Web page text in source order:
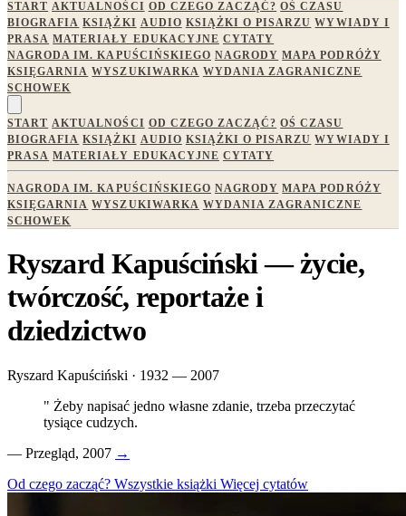
START AKTUALNOŚCI OD CZEGO ZACZĄĆ? OŚ CZASU
BIOGRAFIA KSIĄŻKI AUDIO KSIĄŻKI O PISARZU WYWIADY I
PRASA MATERIAŁY EDUKACYJNE CYTATY
NAGRODA IM. KAPUŚCIŃSKIEGO NAGRODY MAPA PODRÓŻY
KSIĘGARNIA WYSZUKIWARKA WYDANIA ZAGRANICZNE
SCHOWEK
START AKTUALNOŚCI OD CZEGO ZACZĄĆ? OŚ CZASU
BIOGRAFIA KSIĄŻKI AUDIO KSIĄŻKI O PISARZU WYWIADY I
PRASA MATERIAŁY EDUKACYJNE CYTATY
NAGRODA IM. KAPUŚCIŃSKIEGO NAGRODY MAPA PODRÓŻY
KSIĘGARNIA WYSZUKIWARKA WYDANIA ZAGRANICZNE
SCHOWEK
Ryszard Kapuściński — życie,
twórczość, reportaże i
dziedzictwo
Ryszard Kapuściński · 1932 — 2007
" Żeby napisać jedno własne zdanie, trzeba przeczytać
tysiące cudzych.
— Przegląd, 2007 →
Od czego zacząć? Wszystkie książki Więcej cytatów